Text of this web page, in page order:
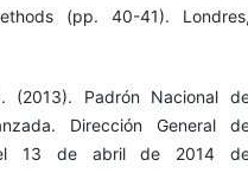
(pp. 40-41).
(2013). Padrón Nacional
Dirección General
el 13 de abril de 2014